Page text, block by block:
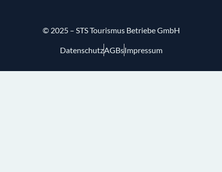
© 2025 – STS Tourismus Betriebe GmbH
DatenschutzAGBsImpressum